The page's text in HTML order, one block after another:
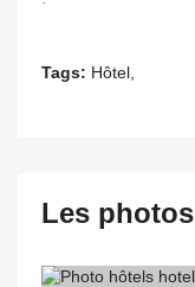
Tags: Hôtel,
Les photos